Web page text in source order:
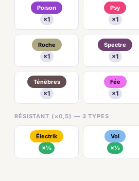
Poison
×1
Psy
×1
Roche
×1
Spectre
×1
Ténèbres
×1
Fée
×1
RÉSISTANT (×0,5) — 3 TYPES
Électrik
×½
Vol
×½